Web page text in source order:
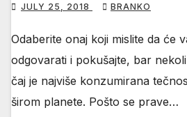
JULY 25, 2018 BRANKO
Odaberite onaj koji mislite da će
odgovarati i pokušajte, bar
čaj je najviše konzumirana
širom planete. Pošto se prave…